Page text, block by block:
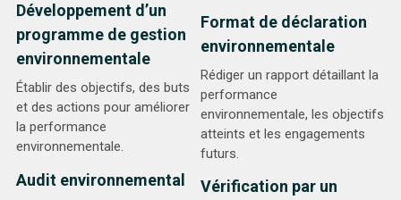
Développement d’un
programme de gestion
environnementale
Établir des objectifs, des buts
et des actions pour améliorer
la performance
environnementale.
Audit environnemental
Format de déclaration
environnementale
Rédiger un rapport détaillant la
performance
environnementale, les objectifs
atteints et les engagements
futurs.
Vérification par un